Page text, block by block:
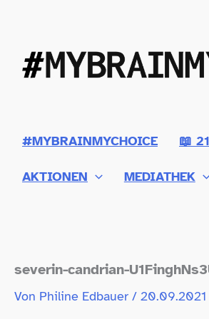
springen
#MYBRAINMYCHOICE 📖
AKTIONEN MEDIATHEK
severin-​candrian-​
Von Philine Edbauer / 20.09.2021